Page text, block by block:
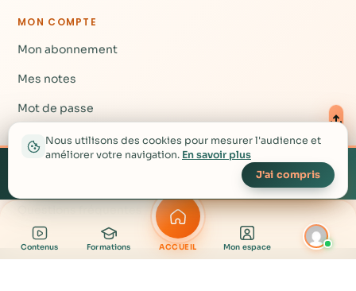
Contenus Formations ACCUEIL Mon espace
Nous utilisons des cookies pour mesurer l'audience et
améliorer votre navigation. En savoir plus
J'ai compris
MON COMPTE
Mon abonnement
Mes notes
Mot de passe
AIDE
Questions fréquentes
▴
Créez votre compte
Créer mon compte gratuit →